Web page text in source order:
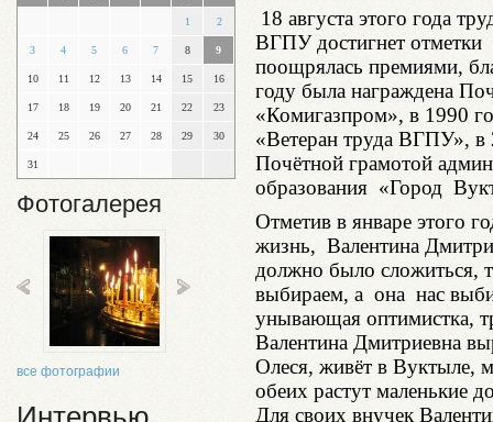
1 2
3 4 5 6 7 8 9
10 11 12 13 14 15 16
17 18 19 20 21 22 23
24 25 26 27 28 29 30
31
Фотогалерея
все фотографии
18 августа этого года
ВГПУ достигнет отметки
поощрялась премиями,
году была награждена
«Комигазпром», в 1990
«Ветеран труда ВГПУ», в
Почётной грамотой
образования «Город
Отметив в январе этого
жизнь, Валентина
должно было сложиться,
выбираем, а она нас
унывающая оптимистка,
Валентина Дмитриевна
Олеся, живёт в Вуктыле,
обеих растут маленькие
Для своих внучек